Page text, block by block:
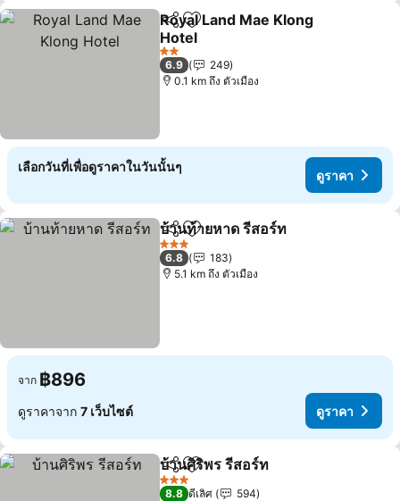
แชร์ เพิ่มในรายการโปรด
Royal Land Mae Klong
Hotel
2 ดาว
6.9
249
0.1 km ถึง ตัวเมือง
เลือกวันที่เพื่อดูราคาในวันนั้นๆ
ดูราคา
แชร์ เพิ่มในรายการโปรด
บ้านท้ายหาด รีสอร์ท
3 ดาว
6.8
183
5.1 km ถึง ตัวเมือง
จาก ฿896
ดูราคาจาก 7 เว็บไซต์ ดูราคา
แชร์ เพิ่มในรายการโปรด
บ้านศิริพร รีสอร์ท
3 ดาว
8.8 ดีเลิศ
594